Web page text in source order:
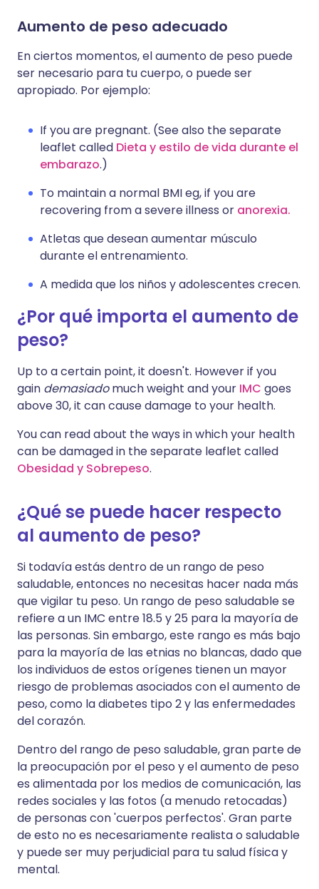
Aumento de peso adecuado
En ciertos momentos, el aumento de peso puede
ser necesario para tu cuerpo, o puede ser
apropiado. Por ejemplo:
If you are pregnant. (See also the separate
leaflet called Dieta y estilo de vida durante el
embarazo.)
To maintain a normal BMI eg, if you are
recovering from a severe illness or anorexia.
Atletas que desean aumentar músculo
durante el entrenamiento.
A medida que los niños y adolescentes crecen.
¿Por qué importa el aumento de
peso?
Up to a certain point, it doesn't. However if you
gain demasiadomuch weight and your IMC goes
above 30, it can cause damage to your health.
You can read about the ways in which your health
can be damaged in the separate leaflet called
Obesidad y Sobrepeso.
¿Qué se puede hacer respecto
al aumento de peso?
Si todavía estás dentro de un rango de peso
saludable, entonces no necesitas hacer nada más
que vigilar tu peso. Un rango de peso saludable se
refiere a un IMC entre 18.5 y 25 para la mayoría de
las personas. Sin embargo, este rango es más bajo
para la mayoría de las etnias no blancas, dado que
los individuos de estos orígenes tienen un mayor
riesgo de problemas asociados con el aumento de
peso, como la diabetes tipo 2 y las enfermedades
del corazón.
Dentro del rango de peso saludable, gran parte de
la preocupación por el peso y el aumento de peso
es alimentada por los medios de comunicación, las
redes sociales y las fotos (a menudo retocadas)
de personas con 'cuerpos perfectos'. Gran parte
de esto no es necesariamente realista o saludable
y puede ser muy perjudicial para tu salud física y
mental.